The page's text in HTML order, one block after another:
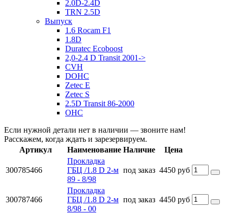
2.0D-2.4D
TRN 2.5D
Выпуск
1.6 Rocam F1
1.8D
Duratec Ecoboost
2,0-2.4 D Transit 2001->
CVH
DOHC
Zetec E
Zetec S
2.5D Transit 86-2000
OHC
Если нужной детали нет в наличии — звоните нам!
Расскажем, когда ждать и зарезервируем.
Артикул
Наименование Наличие Цена
300785466
Прокладка
ГБЦ /1.8 D 2-м
89 - 8/98
под заказ 4450 руб
300787466
Прокладка
ГБЦ /1.8 D 2-м
8/98 - 00
под заказ 4450 руб